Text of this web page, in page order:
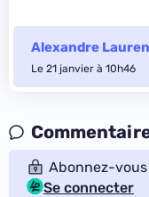
Alexandre
Le 21 janvier à 10h46
Abonnez-
Se connecter